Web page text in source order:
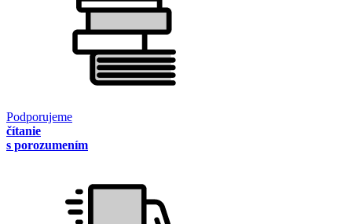
Podporujeme
čítanie
s porozumením